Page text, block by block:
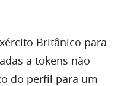
Britânico para
a tokens não
do perfil para um